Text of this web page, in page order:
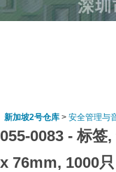
新加坡2号仓库 > 安全管理与
055-0083 - 标签,
x 76mm, 1000只